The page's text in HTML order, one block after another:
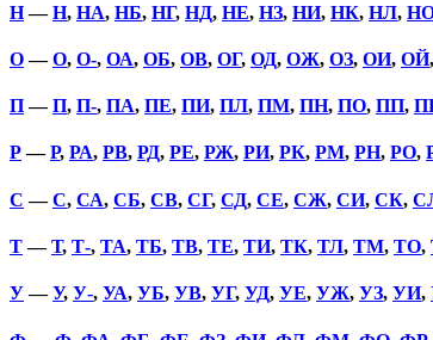
Н—Н, НА, НБ, НГ, НД, НЕ, НЗ, НИ, НК, НЛ,
О—О, О-, ОА, ОБ, ОВ, ОГ, ОД, ОЖ, ОЗ, ОИ, ОЙ,
П—П, П-, ПА, ПЕ, ПИ, ПЛ, ПМ, ПН, ПО, ПП,
Р—Р, РА, РВ, РД, РЕ, РЖ, РИ, РК, РМ, РН, РО,
С —С, СА, СБ, СВ, СГ, СД, СЕ, СЖ, СИ, СК,
Т—Т, Т-, ТА, ТБ, ТВ, ТЕ, ТИ, ТК, ТЛ, ТМ, ТО,
У—У, У-, УА, УБ, УВ, УГ, УД, УЕ, УЖ, УЗ, УИ,